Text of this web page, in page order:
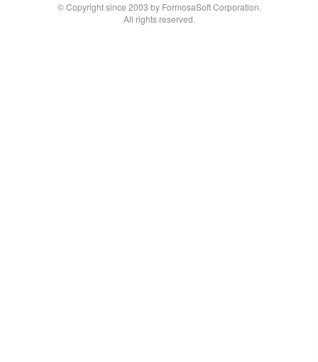
© Copyright since 2003 by FormosaSoft Corporation.
All rights reserved.